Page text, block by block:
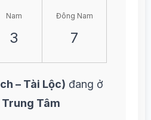
Nam
3
Đông Nam
7
– Tài Lộc) đang ở
Trung Tâm